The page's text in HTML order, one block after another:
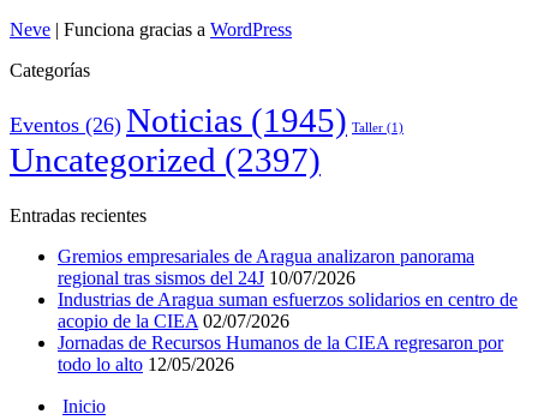
Neve | Funciona gracias a WordPress
Categorías
Eventos (26) Noticias (1945) Taller (1)
Uncategorized (2397)
Entradas recientes
Gremios empresariales de Aragua analizaron panorama
regional tras sismos del 24J 10/07/2026
Industrias de Aragua suman esfuerzos solidarios en centro de
acopio de la CIEA 02/07/2026
Jornadas de Recursos Humanos de la CIEA regresaron por
todo lo alto 12/05/2026
Inicio